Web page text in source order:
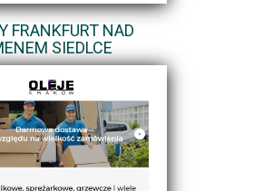
FRANKFURT NAD
SIEDLCE